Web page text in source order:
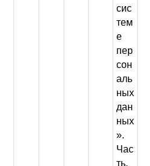
сис
тем
е
пер
сон
аль
ных
дан
ных
».
Час
ть,